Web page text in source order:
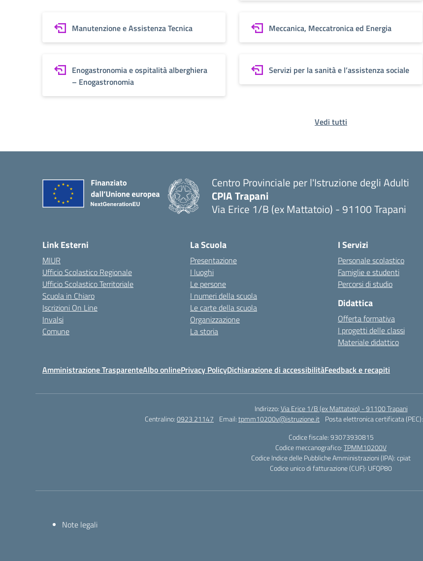
Manutenzione e Assistenza Tecnica Meccanica, Meccatronica ed Energia
Enogastronomia e ospitalità alberghiera
– Enogastronomia
Servizi per la sanità e l’assistenza sociale
Vedi tutti
Centro Provinciale per l'Istruzione degli Adulti
CPIA Trapani
Via Erice 1/B (ex Mattatoio) - 91100 Trapani
Link Esterni
MIUR
Ufficio Scolastico Regionale
Ufficio Scolastico Territoriale
Scuola in Chiaro
Iscrizioni On Line
Invalsi
Comune
La Scuola
Presentazione
I luoghi
Le persone
I numeri della scuola
Le carte della scuola
Organizzazione
La storia
I Servizi
Personale scolastico
Famiglie e studenti
Percorsi di studio
Didattica
Offerta formativa
I progetti delle classi
Materiale didattico
Amministrazione TrasparenteAlbo onlinePrivacy PolicyDichiarazione di accessibilitàFeedback e recapiti
Indirizzo:Via Erice 1/B (ex Mattatoio) - 91100 Trapani
Centralino:0923 21147 Email:tpmm10200v@istruzione.it Posta elettronica certificata (PEC):
Codice fiscale: 93073930815
Codice meccanografico:TPMM10200V
Codice Indice delle Pubbliche Amministrazioni (IPA): cpiat
Codice unico di fatturazione (CUF): UFQP80
Note legali